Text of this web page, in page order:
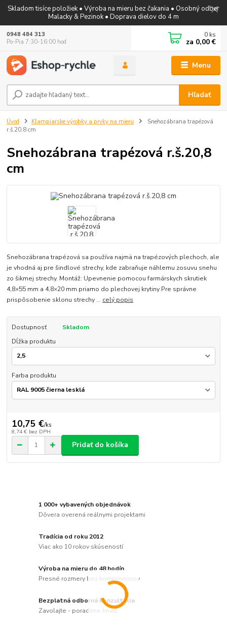
Skladom tisíce položiek • Výroba na mieru bez čakania • Osobný odber
Malacky & Pezinok • Doprava dielov do 4 m
Menu
Hľadať
0948 484 313
Po-Pia 7:30-16:00 hod
0 ks
za 0,00 €
Úvod Klampiarske výrobky a prvky na mieru
Snehozábrana trapézová
r.š.20,8 cm
Snehozábrana trapézová r.š.20,8
cm
Snehozábrana trapézová sa používa najmä na trapézových plechoch, ale
je vhodná aj pre šindlové strechy, kde zabraňuje náhlemu zosuvu snehu
zo šikmej strechy. Montáž: Upevnenie pomocou farmárskych skrutiek
4,8×55 mm a 4,8×20 mm priamo do plechovej krytiny Pre správne
prispôsobenie sklonu strechy ... celý popis
Dostupnosť
Skladom
Dĺžka produktu
Farba produktu
10,75 €/ks
8,74 € bez DPH
Pridať do košíka
1 000+ vybavených objednávok
Dôvera overená reálnymi projektami
Tradícia od roku 2012
Viac ako 10 rokov skúseností
Výroba na mieru do 48 hodín
Presné rozmery bez kompromisov
Bezplatná odborná konzultácia
Zavolajte - poradíme hneď